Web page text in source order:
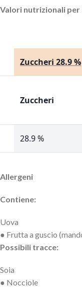
Valori nutrizionali
Zuccheri 28.9 %
Zuccheri
28.9 %
Allergeni
Contiene:
Uova
● Frutta a guscio
Possibili tracce:
Soia
● Nocciole